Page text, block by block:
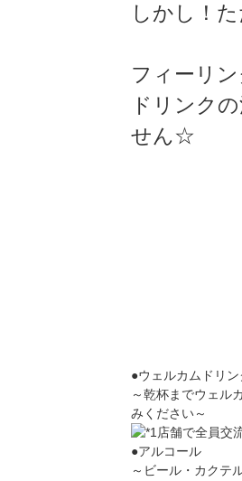
しかし！
フィーリ
ドリンク
せん☆
●ウェルカムドリン
～乾杯までウェル
みください～
●アルコール
～ビール・カクテ